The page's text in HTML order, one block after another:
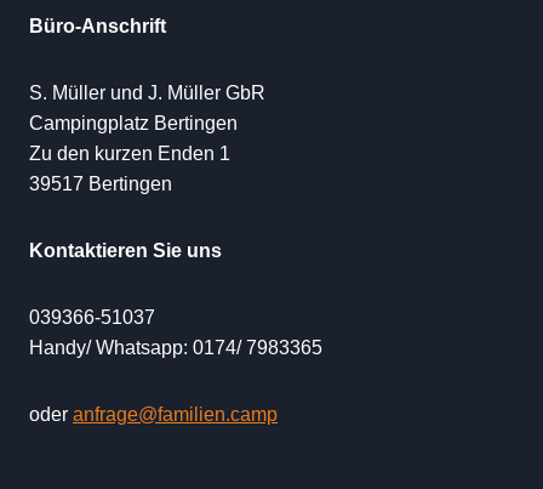
Büro-Anschrift
S. Müller und J. Müller GbR
Campingplatz Bertingen
Zu den kurzen Enden 1
39517 Bertingen
Kontaktieren Sie uns
039366-51037
Handy/ Whatsapp: 0174/ 7983365
oder anfrage@familien.camp